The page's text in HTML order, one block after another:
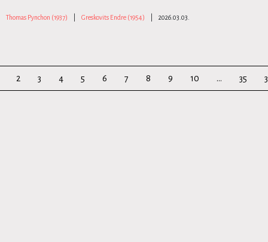
Thomas Pynchon (1937) Greskovits Endre (1954) 2026.03.03.
2 3 4 5 6 7 8 9 10 ... 35